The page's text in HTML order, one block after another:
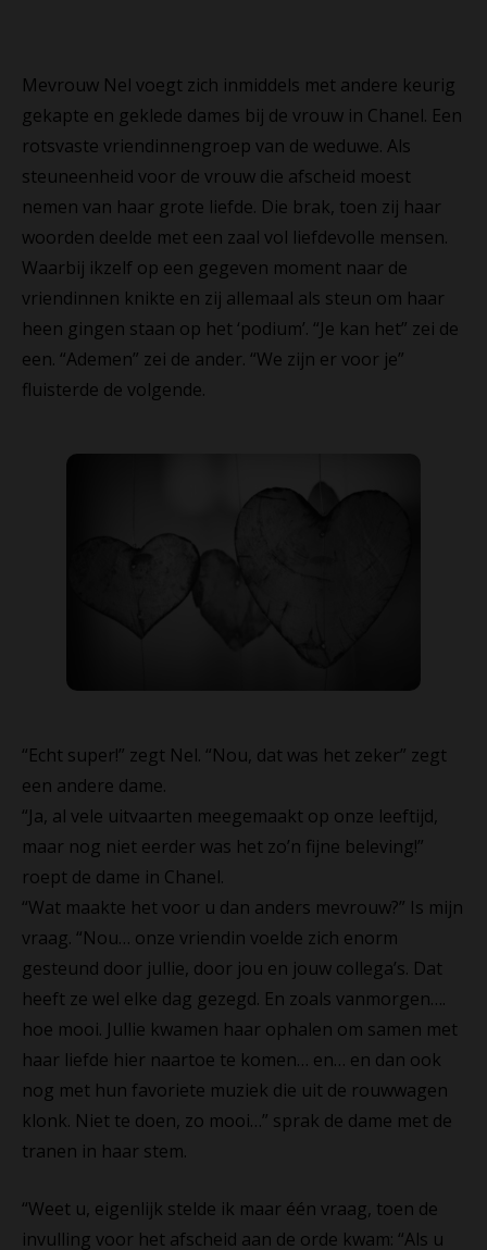
Mevrouw Nel voegt zich inmiddels met andere keurig
gekapte en geklede dames bij de vrouw in Chanel. Een
rotsvaste vriendinnengroep van de weduwe. Als
steuneenheid voor de vrouw die afscheid moest
nemen van haar grote liefde. Die brak, toen zij haar
woorden deelde met een zaal vol liefdevolle mensen.
Waarbij ikzelf op een gegeven moment naar de
vriendinnen knikte en zij allemaal als steun om haar
heen gingen staan op het ‘podium’. “Je kan het” zei de
een. “Ademen” zei de ander. “We zijn er voor je”
fluisterde de volgende.
“Echt super!” zegt Nel. “Nou, dat was het zeker” zegt
een andere dame.
“Ja, al vele uitvaarten meegemaakt op onze leeftijd,
maar nog niet eerder was het zo’n fijne beleving!”
roept de dame in Chanel.
“Wat maakte het voor u dan anders mevrouw?” Is mijn
vraag. “Nou… onze vriendin voelde zich enorm
gesteund door jullie, door jou en jouw collega’s. Dat
heeft ze wel elke dag gezegd. En zoals vanmorgen….
hoe mooi. Jullie kwamen haar ophalen om samen met
haar liefde hier naartoe te komen… en… en dan ook
nog met hun favoriete muziek die uit de rouwwagen
klonk. Niet te doen, zo mooi…” sprak de dame met de
tranen in haar stem.
“Weet u, eigenlijk stelde ik maar één vraag, toen de
invulling voor het afscheid aan de orde kwam: “Als u